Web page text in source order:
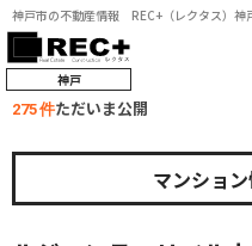
神戸市の不動産情報 REC+（レクタス）神
神戸
275 件ただいま公開
マンショ